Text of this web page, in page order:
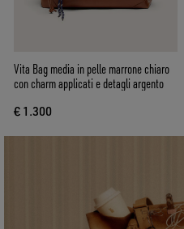
Vita Bag media in pelle marrone chiaro
con charm applicati e detagli argento
€ 1.300